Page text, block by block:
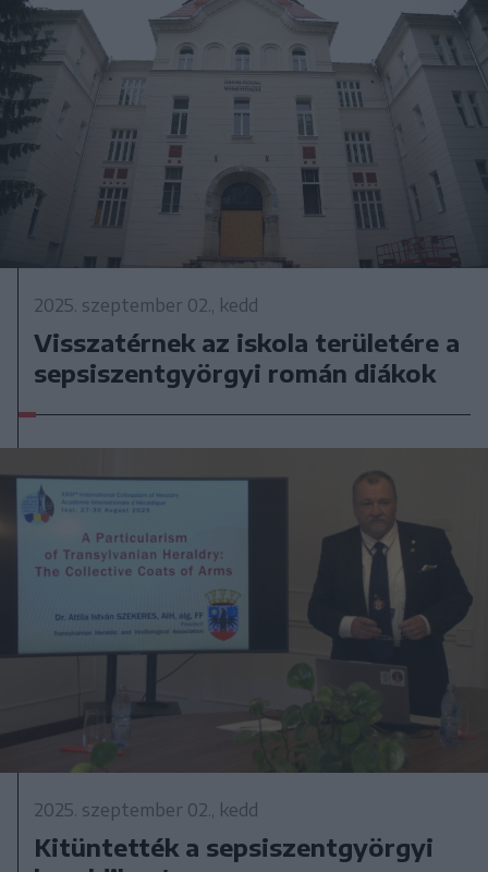
2025. szeptember 02., kedd
Visszatérnek az iskola területére a
sepsiszentgyörgyi román diákok
2025. szeptember 02., kedd
Kitüntették a sepsiszentgyörgyi